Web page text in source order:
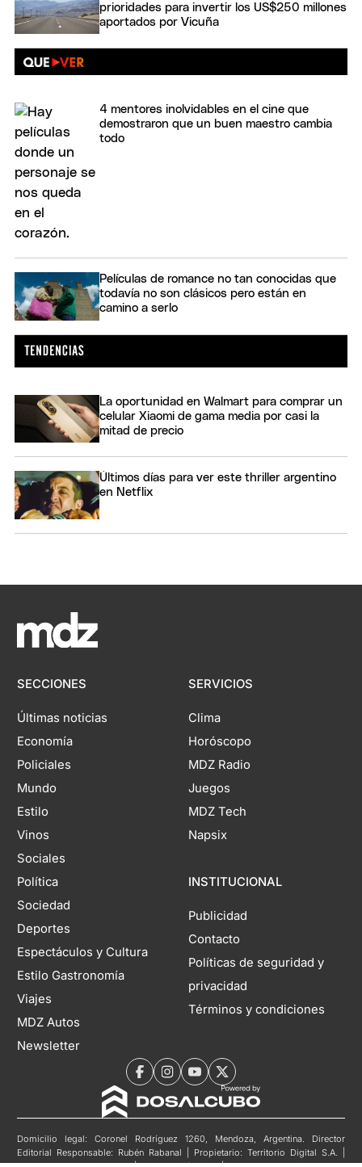
prioridades para invertir los US$250 millones
aportados por Vicuña
4 mentores inolvidables en el cine que
demostraron que un buen maestro cambia
todo
Películas de romance no tan conocidas que
todavía no son clásicos pero están en
camino a serlo
La oportunidad en Walmart para comprar un
celular Xiaomi de gama media por casi la
mitad de precio
Últimos días para ver este thriller argentino
en Netflix
SECCIONES
Últimas noticias
Economía
Policiales
Mundo
Estilo
Vinos
Sociales
Política
Sociedad
Deportes
Espectáculos y Cultura
Estilo Gastronomía
Viajes
MDZ Autos
Newsletter
SERVICIOS
Clima
Horóscopo
MDZ Radio
Juegos
MDZ Tech
Napsix
INSTITUCIONAL
Publicidad
Contacto
Políticas de seguridad y
privacidad
Términos y condiciones
Domicilio legal: Coronel Rodríguez 1260, Mendoza, Argentina. Director
Editorial Responsable: Rubén Rabanal | Propietario: Territorio Digital S.A. |